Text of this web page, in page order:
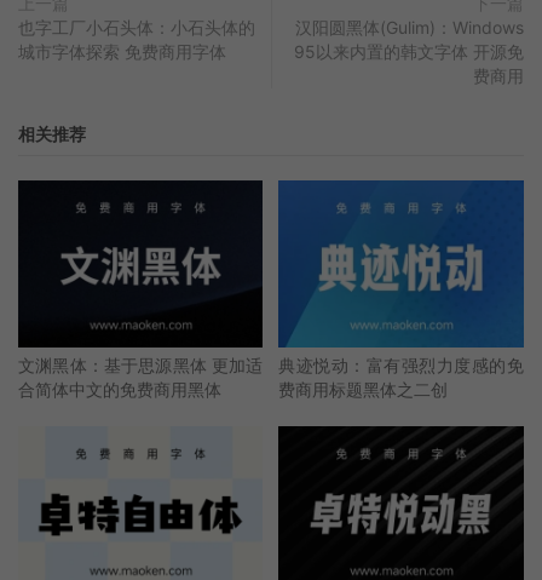
也字工厂小石头体：小石头体的
城市字体探索 免费商用字体
汉阳圆黑体(Gulim)：Windows
95以来内置的韩文字体 开源免
费商用
相关推荐
文渊黑体：基于思源黑体 更加适
合简体中文的免费商用黑体
典迹悦动：富有强烈力度感的免
费商用标题黑体之二创